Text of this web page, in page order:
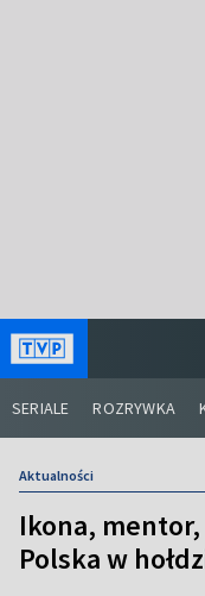
SERIALE ROZRYWKA
Aktualności
Ikona,
Polska w